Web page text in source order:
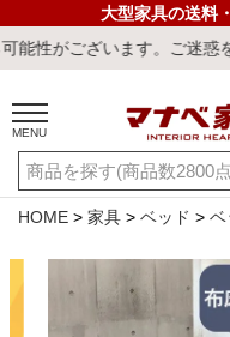
大型家具の送料
ご迷惑をおかけしまして誠
MENU
ご利用ガイド
店舗一覧
キーワード・商品番号で探
HOME 家具 ベッド ベ